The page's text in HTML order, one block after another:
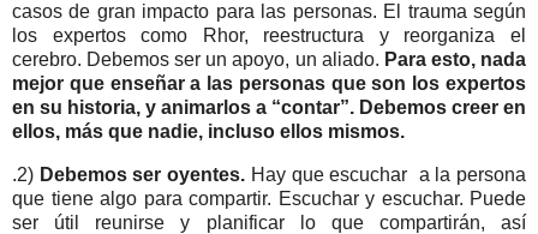
casos de gran impacto para las personas. El trauma según
los expertos como Rhor, reestructura y reorganiza el
cerebro. Debemos ser un apoyo, un aliado. Para esto, nada
mejor que enseñar a las personas que son los expertos
en su historia, y animarlos a “contar”. Debemos creer en
ellos, más que nadie, incluso ellos mismos.
.2) Debemos ser oyentes. Hay que escuchar a la persona
que tiene algo para compartir. Escuchar y escuchar. Puede
ser útil reunirse y planificar lo que compartirán, así